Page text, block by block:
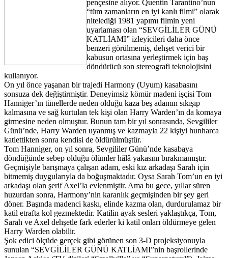
pençesine alıyor. Quentin Tarantino’nun
“tüm zamanların en iyi kanlı filmi” olarak
nitelediği 1981 yapımı filmin yeni
uyarlaması olan “SEVGİLİLER GÜNÜ
KATLİAMI” izleyicileri daha önce
benzeri görülmemiş, dehşet verici bir
kabusun ortasına yerleştirmek için baş
döndürücü son stereografi teknolojisini
kullanıyor.
On yıl önce yaşanan bir trajedi Harmony (Uyum) kasabasını
sonsuza dek değiştirmiştir. Deneyimsiz kömür madeni işçisi Tom
Hanniger’ın tünellerde neden olduğu kaza beş adamın sıkışıp
kalmasına ve sağ kurtulan tek kişi olan Harry Warden’ın da komaya
girmesine neden olmuştur. Bunun tam bir yıl sonrasında, Sevgililer
Günü’nde, Harry Warden uyanmış ve kazmayla 22 kişiyi hunharca
katlettikten sonra kendisi de öldürülmüştür.
Tom Hanniger, on yıl sonra, Sevgililer Günü’nde kasabaya
döndüğünde sebep olduğu ölümler hâlâ yakasını bırakmamıştır.
Geçmişiyle barışmaya çalışan adam, eski kız arkadaşı Sarah için
bitmemiş duygularıyla da boğuşmaktadır. Oysa Sarah Tom’un en iyi
arkadaşı olan şerif Axel’la evlenmiştir. Ama bu gece, yıllar süren
huzurdan sonra, Harmony’nin karanlık geçmişinden bir şey geri
döner. Başında madenci kaskı, elinde kazma olan, durdurulamaz bir
katil etrafta kol gezmektedir. Katilin ayak sesleri yaklaştıkça, Tom,
Sarah ve Axel dehşetle fark ederler ki katil onları öldürmeye gelen
Harry Warden olabilir.
Şok edici ölçüde gerçek gibi görünen son 3-D projeksiyonuyla
sunulan “SEVGİLİLER GÜNÜ KATLİAMI”nin başrollerinde